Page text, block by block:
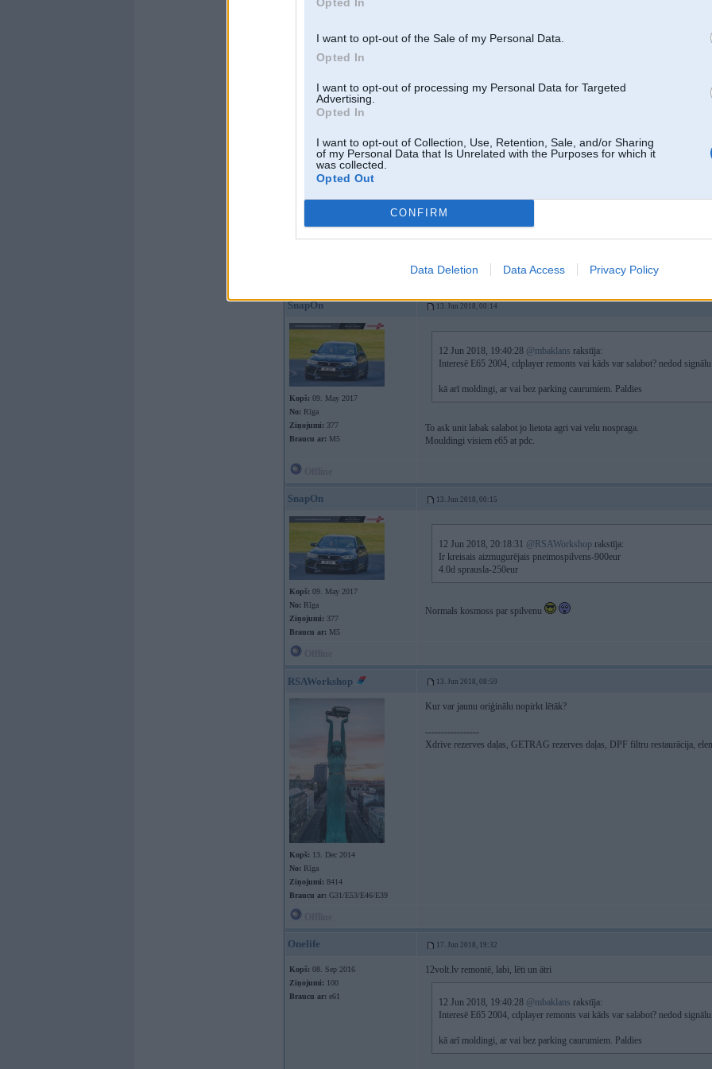
I want to opt-out of the Sale of my Personal Data.
Opted In
I want to opt-out of processing my Personal Data for Targeted
Advertising.
Opted In
I want to opt-out of Collection, Use, Retention, Sale, and/or Sharing
of my Personal Data that Is Unrelated with the Purposes for which it
was collected.
Opted Out
CONFIRM
Data Deletion Data Access Privacy Policy
12. Jun 2018
Braucu ar:
kā arī moldingi, ar vai bez parking caurumiem. Paldies
Jurchixx 12. Jun 2018, 19:48
SnapOn 13. Jun 2018, 00:14
Kopš: 09. May 2017
No: Rīga
Ziņojumi: 377
Braucu ar: M5
12 Jun 2018, 19:40:28 @mbaklans rakstīja:
Interesē E65 2004, cdplayer remonts vai kāds var salabot? nedod
kā arī moldingi, ar vai bez parking caurumiem. Paldies
To ask unit labak salabot jo lietota agri vai velu nospraga.
Mouldingi visiem e65 at pdc.
SnapOn 13. Jun 2018, 00:15
Kopš: 09. May 2017
No: Rīga
Ziņojumi: 377
Braucu ar: M5
12 Jun 2018, 20:18:31 @RSAWorkshop rakstīja:
Ir kreisais aizmugurējais pneimospilvens-900eur
4.0d sprausla-250eur
Normals kosmoss par spilvenu
RSAWorkshop 13. Jun 2018, 08:59
Kopš: 13. Dec 2014
No: Rīga
Ziņojumi: 8414
Braucu ar: G31/E53/E46/E39
Kur var jaunu oriģinālu nopirkt lētāk?
-----------------
Xdrive rezerves daļas, GETRAG rezerves daļas, DPF filtru restaurācija,
Onelife 17. Jun 2018, 19:32
Kopš: 08. Sep 2016
Ziņojumi: 100
Braucu ar: e61
12volt.lv remontē, labi, lēti un ātri
12 Jun 2018, 19:40:28 @mbaklans rakstīja:
Interesē E65 2004, cdplayer remonts vai kāds var salabot? nedod
kā arī moldingi, ar vai bez parking caurumiem. Paldies